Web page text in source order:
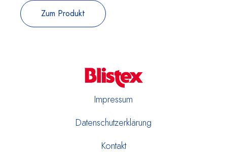
Zum Produkt
Impressum
Datenschutzerklärung
Kontakt